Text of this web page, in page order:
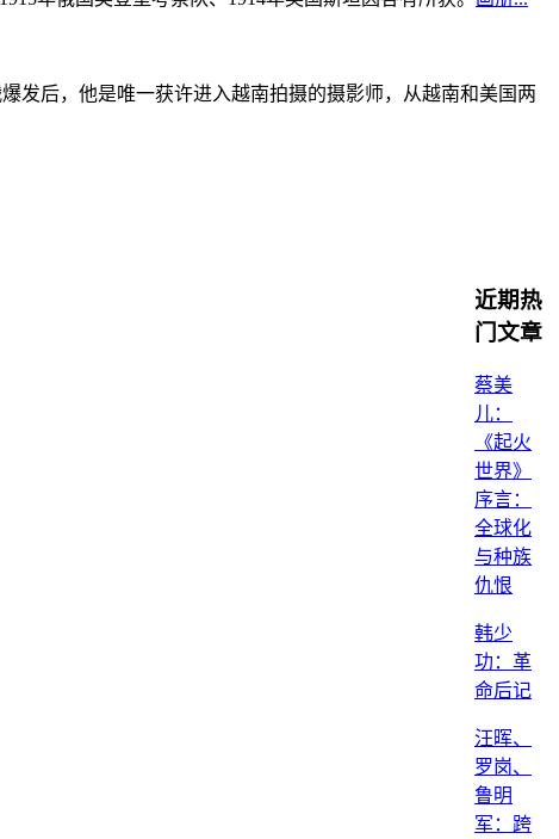
发后，他是唯一获许进入越南拍摄的摄影师，从越南和美国两
近期热
门文章
蔡美
儿：
《起火
世界》
序言：
全球化
与种族
仇恨
韩少
功：革
命后记
汪晖、
罗岗、
鲁明
军：跨